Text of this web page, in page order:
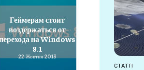
Геймерам стоит
воздержаться от
на Windows
8.1
22 Жовтня 2013
СТАТТІ